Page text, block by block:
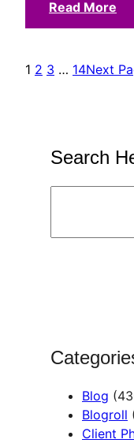
Read More
1 2 3 … 14Next
Search
Blog
Blogroll
Client